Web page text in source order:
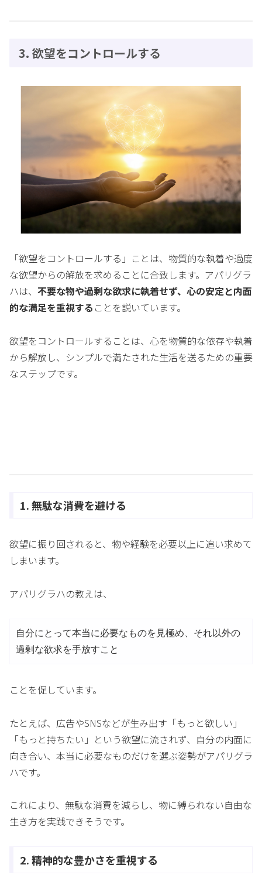
3. 欲望をコントロールする
「欲望をコントロールする」ことは、物質的な執着や過度
な欲望からの解放を求めることに合致します。アパリグラ
ハは、 不要な物や過剰な欲求に執着せず、心の安定と内面
的な満足を重視する ことを説いています。
欲望をコントロールすることは、心を物質的な依存や執着
から解放し、シンプルで満たされた生活を送るための重要
なステップです。
1. 無駄な消費を避ける
欲望に振り回されると、物や経験を必要以上に追い求めて
しまいます。
アパリグラハの教えは、
自分にとって本当に必要なものを見極め、それ以外の
過剰な欲求を手放すこと
ことを促しています。
たとえば、広告やSNSなどが生み出す「もっと欲しい」
「もっと持ちたい」という欲望に流されず、自分の内面に
向き合い、本当に必要なものだけを選ぶ姿勢がアパリグラ
ハです。
これにより、無駄な消費を減らし、物に縛られない自由な
生き方を実践できそうです。
2. 精神的な豊かさを重視する